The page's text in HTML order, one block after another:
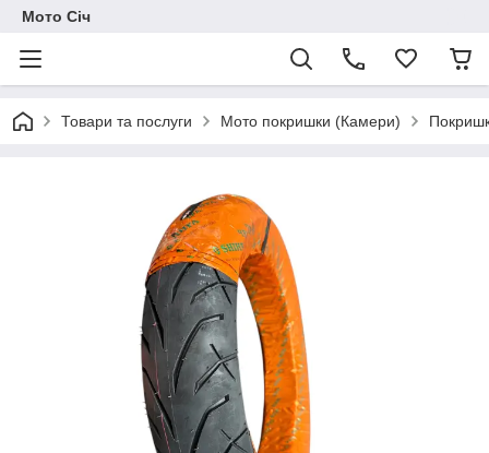
Мото Січ
Товари та послуги Мото покришки (Камери)